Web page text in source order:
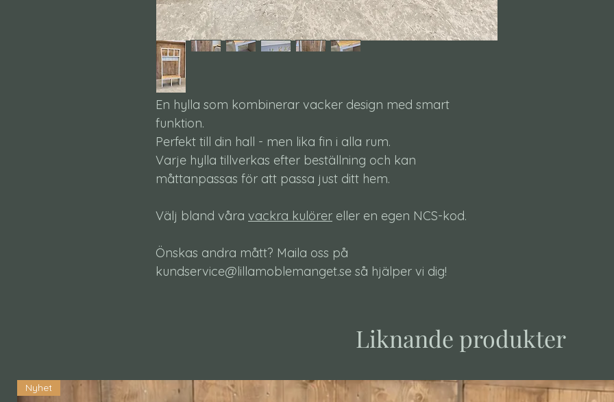
En hylla som kombinerar vacker design med smart
funktion.
Perfekt till din hall - men lika fin i alla rum.
Varje hylla tillverkas efter beställning och kan
måttanpassas för att passa just ditt hem.
Välj bland våra vackra kulörer eller en egen NCS-kod.
Önskas andra mått? Maila oss på
kundservice@lillamoblemanget.se så hjälper vi dig!
Liknande produkter
Nyhet